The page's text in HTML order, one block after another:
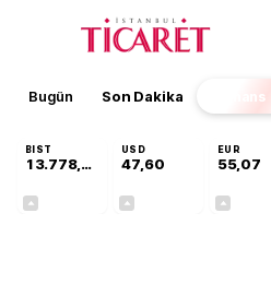
Bugün Son Dakika Finans
BIST
13.778,97
USD
47,60
EUR
55,07